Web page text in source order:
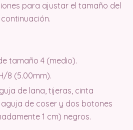
para ajustar el tamaño del
tamaño 4 (medio).
8 (5.00mm).
de lana, tijeras, cinta
de coser y dos botones
1 cm) negros.